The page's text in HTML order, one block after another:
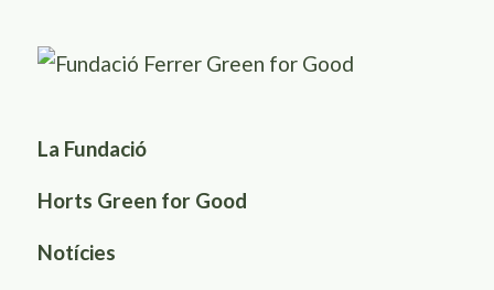
La Fundació
Horts Green for Good
Notícies